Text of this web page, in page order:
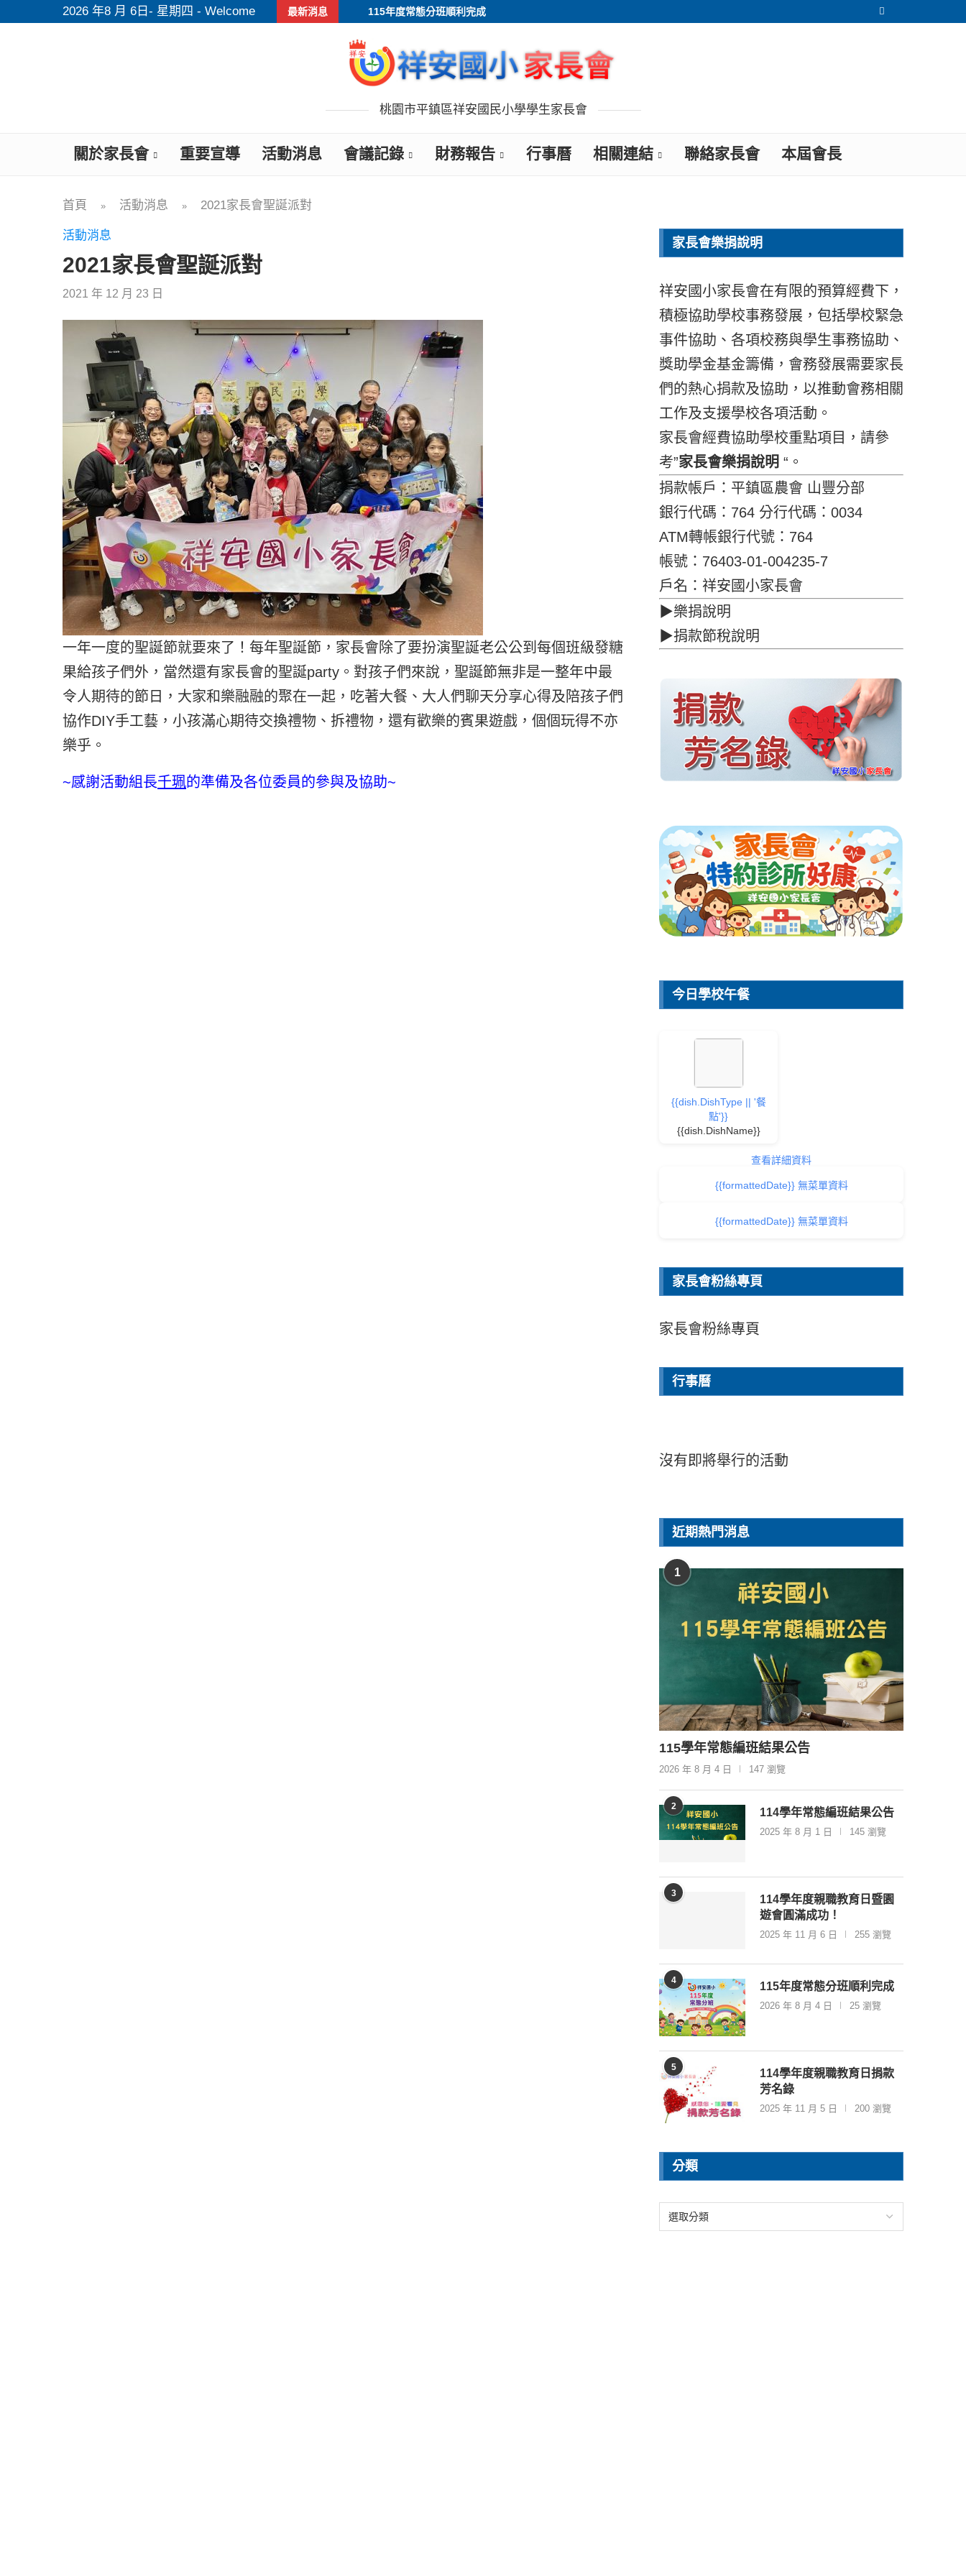
2026 年8 月 6日- 星期四 - Welcome 最新消息 115年度常態分班順利完成
桃園市平鎮區祥安國民小學學生家長會
關於家長會 重要宣導 活動消息 會議記錄 財務報告 行事曆 相關連結 聯絡家長會 本屆會長
首頁 » 活動消息 » 2021家長會聖誕派對
活動消息
2021家長會聖誕派對
2021 年 12 月 23 日
一年一度的聖誕節就要來了！每年聖誕節，家長會除了要扮演聖誕老公公到每個班級發糖
果給孩子們外，當然還有家長會的聖誕party。對孩子們來說，聖誕節無非是一整年中最
令人期待的節日，大家和樂融融的聚在一起，吃著大餐、大人們聊天分享心得及陪孩子們
協作DIY手工藝，小孩滿心期待交換禮物、拆禮物，還有歡樂的賓果遊戲，個個玩得不亦
樂乎。
~感謝活動組長千珮的準備及各位委員的參與及協助~
家長會樂捐說明
祥安國小家長會在有限的預算經費下，
積極協助學校事務發展，包括學校緊急
事件協助、各項校務與學生事務協助、
獎助學金基金籌備，會務發展需要家長
們的熱心捐款及協助，以推動會務相關
工作及支援學校各項活動。
家長會經費協助學校重點項目，請參
考”家長會樂捐說明 “。
捐款帳戶：平鎮區農會 山豐分部
銀行代碼：764 分行代碼：0034
ATM轉帳銀行代號：764
帳號：76403-01-004235-7
戶名：祥安國小家長會
▶樂捐說明
▶捐款節稅說明
今日學校午餐
{{dish.DishType || '餐
點'}}
{{dish.DishName}}
查看詳細資料
{{formattedDate}} 無菜單資料
{{formattedDate}} 無菜單資料
家長會粉絲專頁
家長會粉絲專頁
行事曆
沒有即將舉行的活動
近期熱門消息
1
115學年常態編班結果公告
2026 年 8 月 4 日 147 瀏覽
2
114學年常態編班結果公告
2025 年 8 月 1 日 145 瀏覽
3
114學年度親職教育日暨園
遊會圓滿成功！
2025 年 11 月 6 日 255 瀏覽
4
115年度常態分班順利完成
2026 年 8 月 4 日 25 瀏覽
5
114學年度親職教育日捐款
芳名錄
2025 年 11 月 5 日 200 瀏覽
分類